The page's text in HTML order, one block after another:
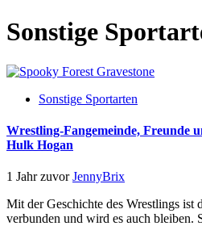
Sonstige
Sonstige Sportarten
Wrestling-Fangemeinde, Freunde
Hulk Hogan
1 Jahr zuvorJennyBrix
Mit der Geschichte des Wrestlings ist
verbunden und wird es auch bleiben.